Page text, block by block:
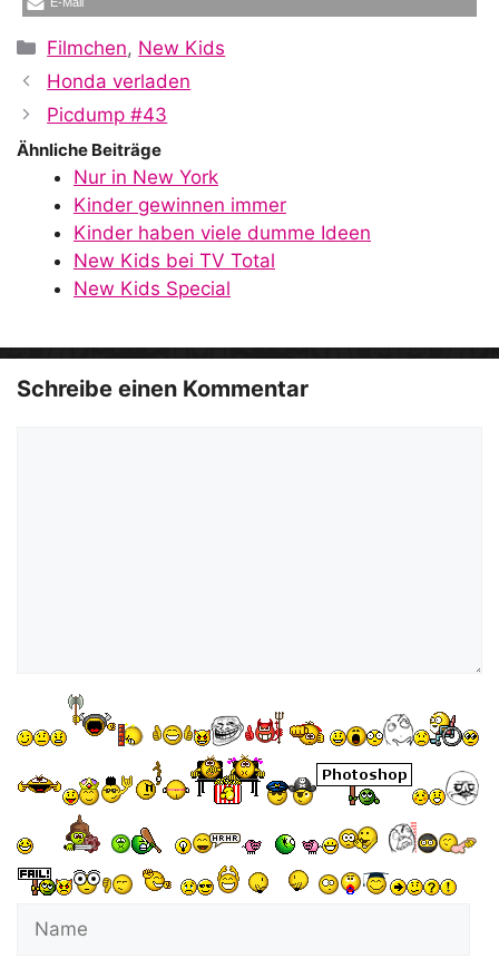
Kategorien
Filmchen, New Kids
Honda verladen
Picdump #43
Ähnliche Beiträge
Nur in New York
Kinder gewinnen immer
Kinder haben viele dumme Ideen
New Kids bei TV Total
New Kids Special
Schreibe einen Kommentar
Name